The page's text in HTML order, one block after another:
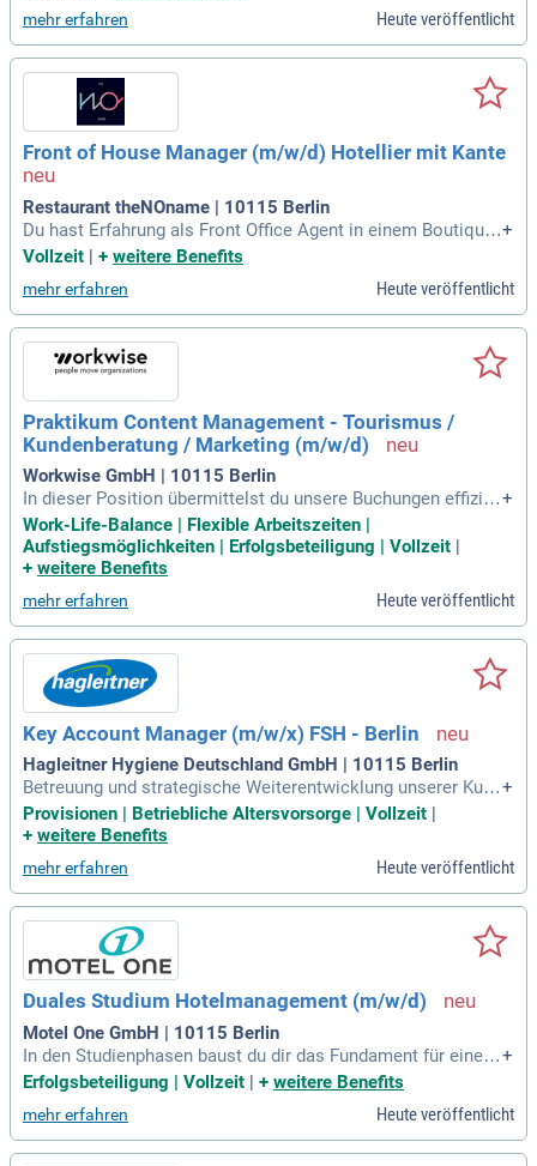
Hotel- oder Eventbranche zu übernehmen: Du lernst die Akt
eure und Geschäftsmodelle
mehr erfahren Heute veröffentlicht
Front of House Manager (m/w/d) Hotellier mit Kante
Restaurant theNOname | 10115 Berlin
Du hast Erfahrung als Front Office Agent in einem Boutique-
oder Lifestylehotel in Berlin? Deine operative Stärke und dei
kt gegenüber vielfältigen Identitäten sind für dich selbstvers
tändlich. Du bringst ein gutes Verständnis für Gastronomie
und ein starkes Interesse an künstlerischen Standorten mit.
In deiner Rolle verantwortest du den reibungslosen Ablauf i
m Hotelbetrieb, einschließlich der Rezeptionsschichten. Mit
fließendem Deutsch und Englisch schaffst du individuelle G
ästeerlebnisse durch persönliche Betreuung und eine herzlic
he Begrüßung sowie Verabschiedung.
+
Vollzeit | + weitere Benefits
mehr erfahren Heute veröffentlicht
Praktikum Content Management - Tourismus /
Kundenberatung / Marketing (m/w/d)
Workwise GmbH | 10115 Berlin
In dieser Position übermittelst du unsere Buchungen effizien
t an Reiseveranstalter und pflegst enge Beziehungen zu uns
eren Partnern. Du kreierst wertvollen Content für unsere Rei
sen, einschließlich detaillierter Camp-Beschreibungen und a
ommene Feriencamp-Angebote in unserer Datenbank ein. D
u unterstützt unser erfahrenes Team bei der Betreuung unse
rer Partner durch Aktualisierung der Programme und Abrech
nungen. Idealerweise bringst du einen touristischen oder gei
steswissenschaftlichen Hintergrund mit und bist ein komm
unikatives Talent mit interkultureller Kompetenz. Deine stru
kturierte und zielorientierte Arbeitsweise macht dich zu eine
m zuverlässigen Ansprechpartner, der Termine und Absprac
hen stets einhält.
+
Work-Life-Balance | Flexible Arbeitszeiten |
Aufstiegsmöglichkeiten | Erfolgsbeteiligung | Vollzeit |
+ weitere Benefits
mehr erfahren Heute veröffentlicht
Key Account Manager (m/w/x) FSH - Berlin
Hagleitner Hygiene Deutschland GmbH | 10115 Berlin
Betreuung und strategische Weiterentwicklung unserer Kund
en aus den Bereichen Hotellerie, Gastronomie, Catering, Sys
temgastronomie und Freizeit-/Tourismusbetriebe; Kompete
Desinfektionslösungen;
+
Provisionen | Betriebliche Altersvorsorge | Vollzeit
+ weitere Benefits
mehr erfahren Heute veröffentlicht
Duales Studium Hotelmanagement (m/w/d)
Motel One GmbH | 10115 Berlin
In den Studienphasen baust du dir das Fundament für eine K
arriere in der Hotellerie – typische Inhalte sind z. B. Grundla
gen der BWL, Rechnungswesen, Tourismusmarketing, Markt
forschung, Personalmanagement oder auch IT & KI in der H
otellerie.
+
Erfolgsbeteiligung | Vollzeit | + weitere Benefits
mehr erfahren Heute veröffentlicht